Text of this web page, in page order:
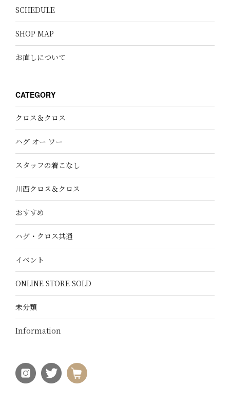
SCHEDULE
SHOP MAP
お直しについて
CATEGORY
クロス＆クロス
ハグ オー ワー
スタッフの着こなし
川西クロス＆クロス
おすすめ
ハグ・クロス共通
イベント
ONLINE STORE SOLD
未分類
Information